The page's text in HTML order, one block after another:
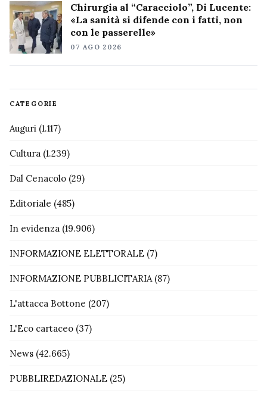
Chirurgia al “Caracciolo”, Di Lucente:
«La sanità si difende con i fatti, non
con le passerelle»
07 AGO 2026
CATEGORIE
Auguri (1.117)
Cultura (1.239)
Dal Cenacolo (29)
Editoriale (485)
In evidenza (19.906)
INFORMAZIONE ELETTORALE (7)
INFORMAZIONE PUBBLICITARIA(87)
L'attacca Bottone (207)
L'Eco cartaceo (37)
News (42.665)
PUBBLIREDAZIONALE (25)